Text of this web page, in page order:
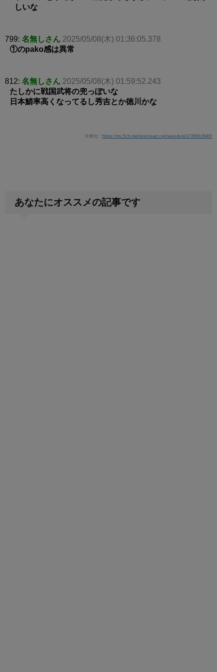
しいな
799: 名無しさん 2025/05/08(木) 01:36:05.378
①のpako感は異常
812: 名無しさん 2025/05/08(木) 01:59:52.243
たしかに戦国武将の兜っぽいな
日本鯖率高くなってるし秀吉とか徳川かな
引用元： https://mi.5ch.net/test/read.cgi/news4vip/1746610646/
あなたにオススメの記事です